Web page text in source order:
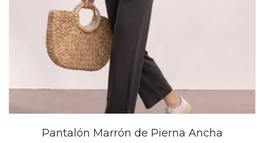
Pantalón Marrón de Pierna Ancha